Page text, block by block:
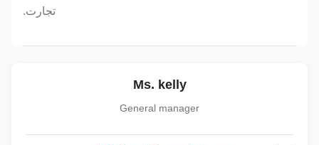
تجارت.
Ms. kelly
General manager